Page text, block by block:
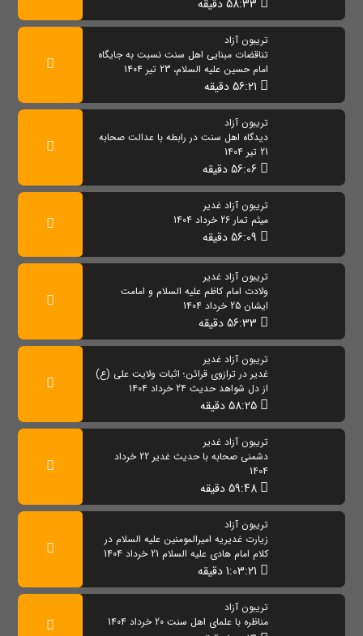
تریبون آزاد
تناقضات مبنایی اهل سنت نسبت به جایگاه
امام حسین علیه السلام، 23 تیر 1404
تریبون آزاد
دیدگاه اهل سنت در رابطه با عدالت صحابه
21 تیر 1404
تریبون آزاد غدیر
میثم تمار 26 خرداد 1404
تریبون آزاد غدیر
ولادت امام کاظم علیه السلام و امامت
ایشان 25 خرداد 1404
تریبون آزاد غدیر
غدیر در ترازوی قرائن؛ اثبات ولایت علی (ع)
از دل شواهد حدیث 24 خرداد 1404
تریبون آزاد غدیر
دشمنی صحابه با حدیث غدیر 22 خرداد
1404
تریبون آزاد
زیارت غدیریه امیرالمومنین علیه السلام در
کلام امام هادی علیه السلام 21 خرداد 1404
تریبون آزاد
مناظره با علمای اهل سنت 20 خرداد 1404